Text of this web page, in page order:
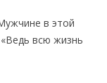
в этой
всю жизнь